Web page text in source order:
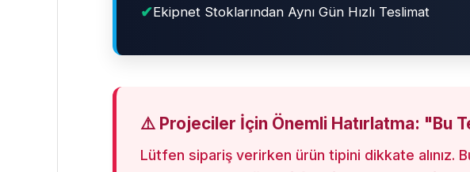
✔Ekipnet Stoklarından Aynı Gün Hızlı Teslimat
⚠️ Projeciler İçin Önemli Hatırlatma: "Bu
Lütfen sipariş verirken ürün tipini dikkate alınız.